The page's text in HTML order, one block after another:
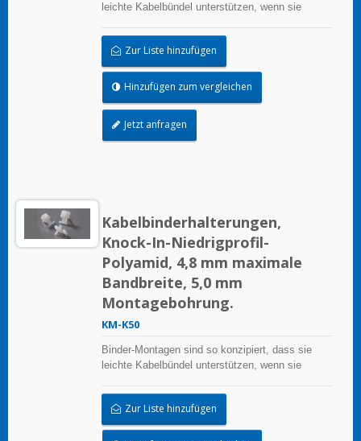
leichte Kabelbündel unterstützen, wenn sie
fettfreien Oberfläche angebracht werden.
Zur Liste hinzufügen
Hinzufügen zum vergleichen
Jetzt anfragen
Kabelbinderhalterungen,
Knock-In-Niedrigprofil-
Polyamid, 4,8 mm maximale
Bandbreite, 5,0 mm
Montagebohrung.
KM-K50
Binder-Montagen sind so konzipiert, dass sie
leichte Kabelbündel unterstützen, wenn sie
fettfreien Oberfläche angebracht werden.
Zur Liste hinzufügen